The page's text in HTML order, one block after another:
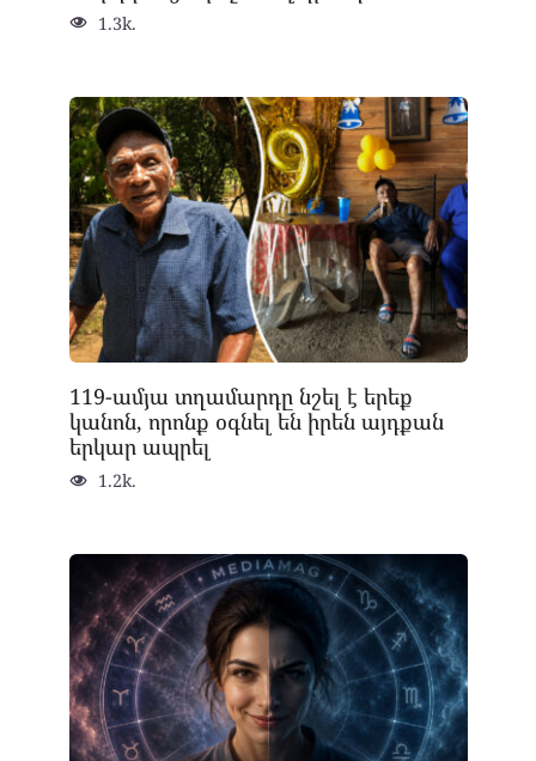
1.3k.
119-ամյա տղամարդը նշել է երեք
կանոն, որոնք օգնել են իրեն այդքան
երկար ապրել
1.2k.